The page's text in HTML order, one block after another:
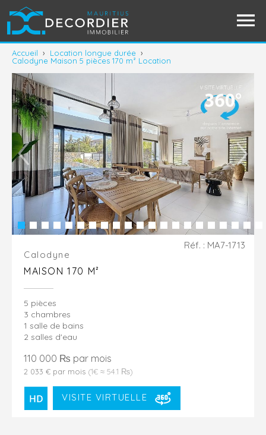
Accueil › Location longue durée ›
Calodyne Maison 5 pièces 170 m² Location
Calodyne
MAISON 170 M²
5 pièces
3 chambres
1 salle de bains
2 salles d'eau
110 000 ₨ par mois
2 033 € par mois (1€ ≈ 54.1 ₨)
VISITE VIRTUELLE
Réf. : MA7-1713